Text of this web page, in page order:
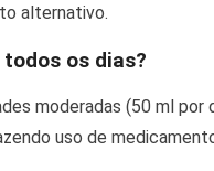
alternativo.
os dias?
moderadas (50 ml por
uso de